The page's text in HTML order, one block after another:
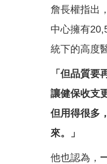
詹長權指出
中心擁有
統下的高度
「但品質
讓健保收支
但用得很多
來。」
他也認為，